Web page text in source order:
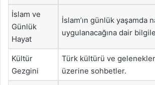
İslam ve
Günlük
Hayat
İslam’ın günlük yaşamda
uygulanacağına dair
Kültür
Gezgini
Türk kültürü ve
üzerine sohbetler.